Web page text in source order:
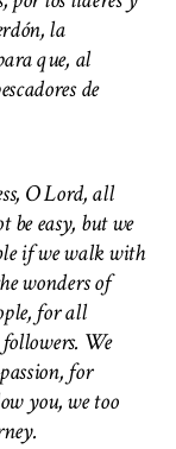
la
que, al
de
O Lord, all
easy, but we
if we walk with
wonders of
for all
We
for
you, we too